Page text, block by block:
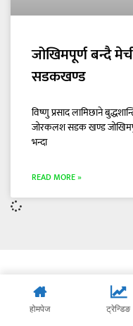
जोखिमपूर्ण बन्दै
सडकखण्ड
विष्णु प्रसाद लामिछाने
जोरकलश सडक खण्ड
भन्दा
READ MORE »
होमपेज ट्रेन्डिङ